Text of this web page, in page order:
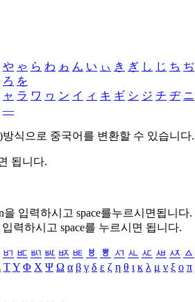
や ゃ ら わ ゎ ん い ぃ き ぎ し じ ち ぢ
ろ を
ャ ラ ワ ヮ ン イ ィ キ ギ シ ジ チ ヂ ニ
―
식으로 중국어를 변환할 수 있습니다.
됩니다.
을 입력하시고 space를누르시면됩니다.
입력하시고 space를 누르시면 됩니다.
ㅲ ㅳ ㅴ ㅵ ㅶ ㅷ ㅸ ㅹ ㅺ ㅻ ㅼ ㅽ ㅾ ㅿ
ΤΥ Φ Χ Ψ Ω α β γ δ ε ζ η θ ι κ λ μ ν ξ ο π